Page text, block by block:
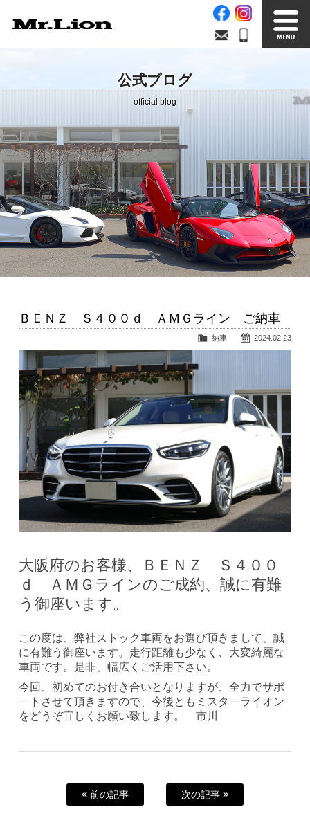
在庫車情報 買取無料査定
Factory
自社工場 サービス案内
Official Blog
公式ブログ
Company info.
会社案内
公式ブログ
official blog
ＢＥＮＺ Ｓ４００ｄ ＡＭＧライン ご納車
2024.02.23
納車
大阪府のお客様、ＢＥＮＺ Ｓ４００
ｄ ＡＭＧラインのご成約、誠に有難
う御座います。
この度は、弊社ストック車両をお選び頂きまして、誠
に有難う御座います。走行距離も少なく、大変綺麗な
車両です。是非、幅広くご活用下さい。
今回、初めてのお付き合いとなりますが、全力でサポ
－トさせて頂きますので、今後ともミスタ－ライオン
をどうぞ宜しくお願い致します。 市川
前の記事 次の記事